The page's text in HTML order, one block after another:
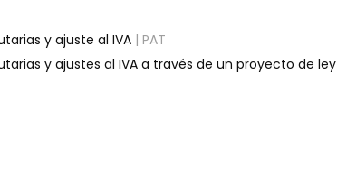
y ajuste al IVA | PAT
y ajustes al IVA a través de un proyecto de ley